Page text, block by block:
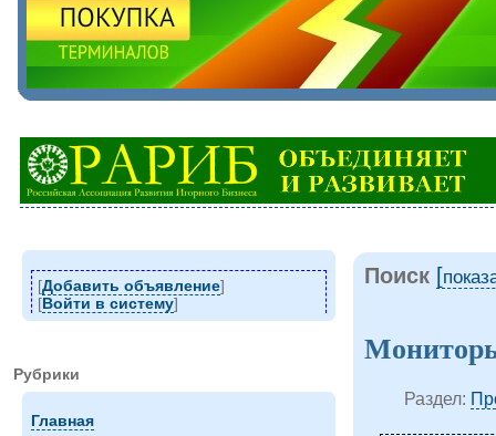
[Добавить объявление]
[Войти в систему]
Рубрики
Главная
Поиск [
Раздел: